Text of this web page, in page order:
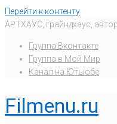
Перейти к контенту
АРТХАУС, грайндхаус,
Группа Вконтакте
Группа в Мой Мир
Канал на Ютьюбе
Filmenu.ru